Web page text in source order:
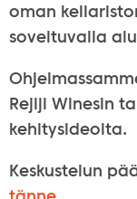
oman
soveltuvalla
Rejiji Winesin
kehitysideoita.
Keskustelun